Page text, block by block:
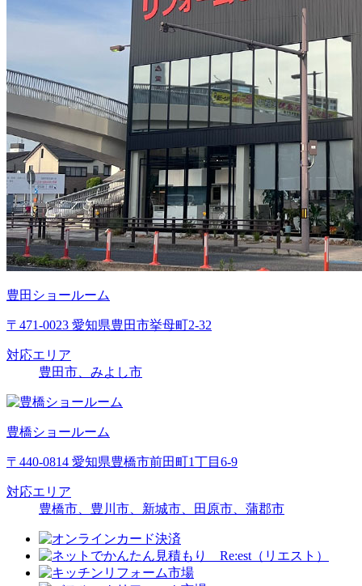
豊田ショールーム
〒471-0023 愛知県豊田市挙母町2-32
対応エリア
豊田市、みよし市
豊橋ショールーム
〒440-0814 愛知県豊橋市前田町1丁目6-9
対応エリア
豊橋市、豊川市、新城市、田原市、蒲郡市